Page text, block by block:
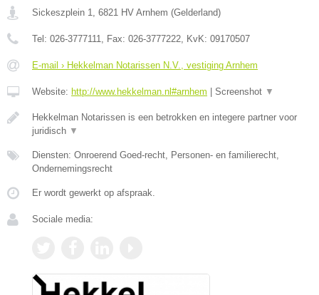
Sickeszplein 1 6821 HV Arnhem (Gelderland)
Tel: 026-3777111 , Fax: 026-3777222 , KvK: 09170507
E-mail › Hekkelman Notarissen N.V., vestiging Arnhem
Website: http://www.hekkelman.nl#arnhem | Screenshot ▼
Hekkelman Notarissen is een betrokken en integere partner voor
juridisch ▼
Diensten: Onroerend Goed-recht, Personen- en familierecht,
Ondernemingsrecht
Er wordt gewerkt op afspraak.
Sociale media: